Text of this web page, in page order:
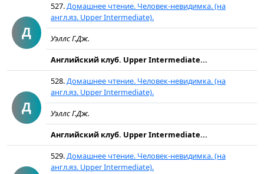
Д
527.Домашнее чтение. Человек-невидимка. (на
англ.яз. Upper Intermediate).
Уэллс Г.Дж.
Английский клуб. Upper Intermediate...
Д
528.Домашнее чтение. Человек-невидимка. (на
англ.яз. Upper Intermediate).
Уэллс Г.Дж.
Английский клуб. Upper Intermediate...
529.Домашнее чтение. Человек-невидимка. (на
англ.яз. Upper Intermediate).